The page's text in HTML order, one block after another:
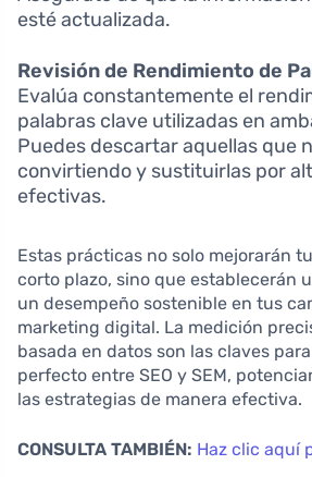
esté actualizada.
Revisión de Rendimiento de
Evalúa constantemente el
palabras clave utilizadas en
Puedes descartar aquellas que
convirtiendo y sustituirlas por
efectivas.
Estas prácticas no solo mejorarán
corto plazo, sino que establecerán
un desempeño sostenible en tus
marketing digital. La medición
basada en datos son las claves
perfecto entre SEO y SEM,
las estrategias de manera efectiva.
CONSULTA TAMBIÉN: Haz clic aquí